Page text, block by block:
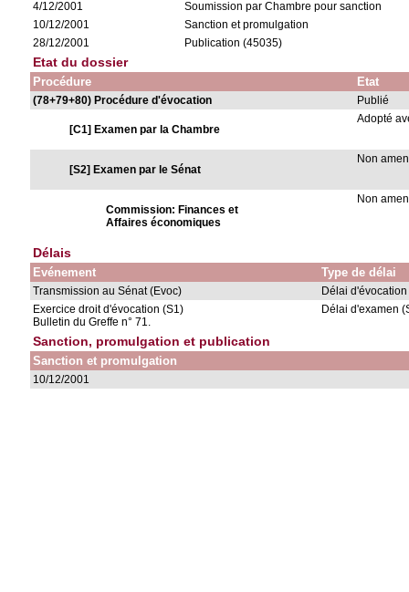
4/12/2001
Soumission par Chambre pour sanction
10/12/2001
Sanction et promulgation
28/12/2001
Publication (45035)
Etat du dossier
Procédure Etat
(78+79+80) Procédure d'évocation Publié
[C1] Examen par la Chambre
Adopté
[S2] Examen par le Sénat
Non
Commission: Finances et
Affaires économiques
Non
Délais
Evénement Type de délai
Transmission au Sénat (Evoc)
Délai d'évocation
Exercice droit d'évocation (S1)
Bulletin du Greffe n° 71.
Délai d'examen
Sanction, promulgation et publication
Sanction et promulgation
10/12/2001